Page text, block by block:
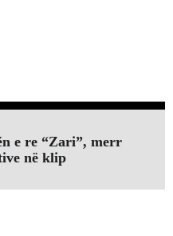
e re “Zari”, merr
në klip